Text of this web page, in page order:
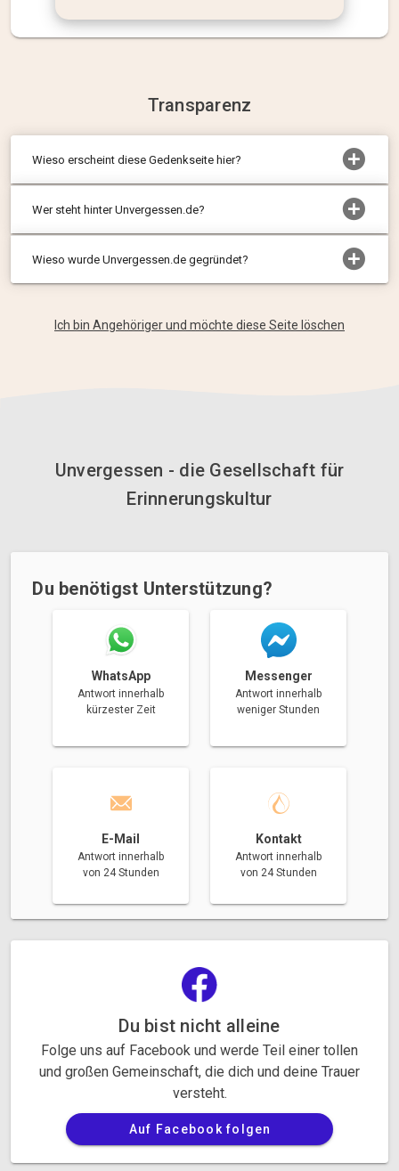
Transparenz
Wieso erscheint diese Gedenkseite hier?
Wer steht hinter Unvergessen.de?
Wieso wurde Unvergessen.de gegründet?
Ich bin Angehöriger und möchte diese Seite löschen
Unvergessen - die Gesellschaft für
Erinnerungskultur
Du benötigst Unterstützung?
WhatsApp
Antwort innerhalb
kürzester Zeit
Messenger
Antwort innerhalb
weniger Stunden
E-Mail
Antwort innerhalb
von 24 Stunden
Kontakt
Antwort innerhalb
von 24 Stunden
Du bist nicht alleine
Folge uns auf Facebook und werde Teil einer tollen
und großen Gemeinschaft, die dich und deine Trauer
versteht.
Auf Facebook folgen